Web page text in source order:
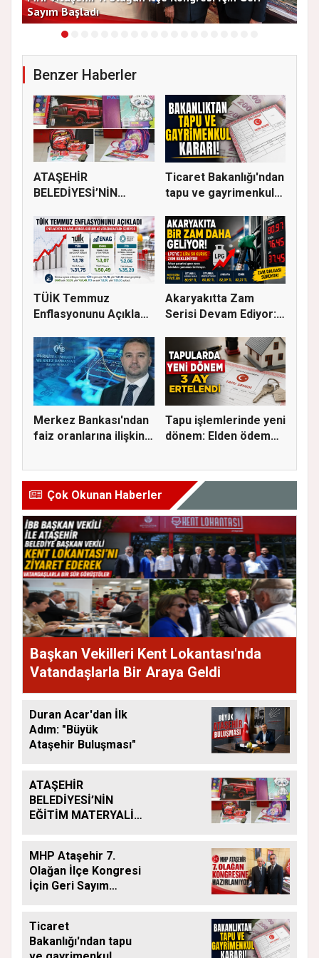
Sayım Başladı
Benzer Haberler
ATAŞEHİR
BELEDİYESİ’NİN
DEST...
Ticaret Bakanlığı'ndan
tapu ve gayrimenkul
TÜİK Temmuz
Enflasyonunu Açıkladı:
Akaryakıtta Zam
Serisi Devam Ediyor:
Merkez Bankası'ndan
faiz oranlarına ilişkin
Tapu işlemlerinde yeni
dönem: Elden ödeme
Çok Okunan Haberler
Başkan Vekilleri Kent Lokantası'nda
Vatandaşlarla Bir Araya Geldi
Duran Acar'dan İlk
Adım: "Büyük
Ataşehir Buluşması"
ATAŞEHİR
BELEDİYESİ’NİN
EĞİTİM MATERYALİ
SÜRÜYOR
MHP Ataşehir 7.
Olağan İlçe Kongresi
İçin Geri Sayım
Ticaret
Bakanlığı'ndan tapu